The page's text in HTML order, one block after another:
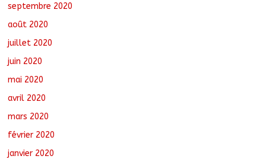
septembre 2020
août 2020
juillet 2020
juin 2020
mai 2020
avril 2020
mars 2020
février 2020
janvier 2020